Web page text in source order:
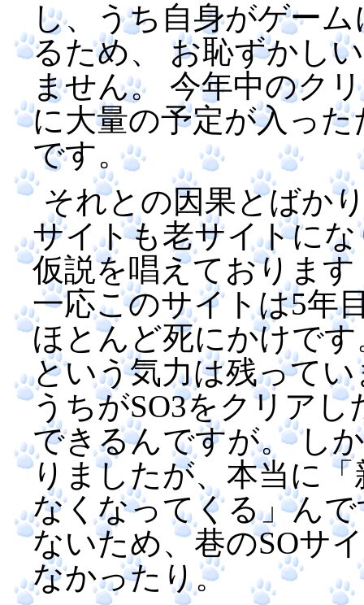
し、うち自身がゲー
るため、 お恥ずかし
ません。 今年中のク
に大量の予定が入っ
です。
それとの因果とばか
サイトも老サイトに
仮説を唱えておりま
一応このサイトは5年
ほとんど死にかけで
という気力は残って
うちがSO3をクリア
できるんですが。 し
りましたが、本当に
なくなってくる」ん
ないため、巷のSOサ
なかったり。